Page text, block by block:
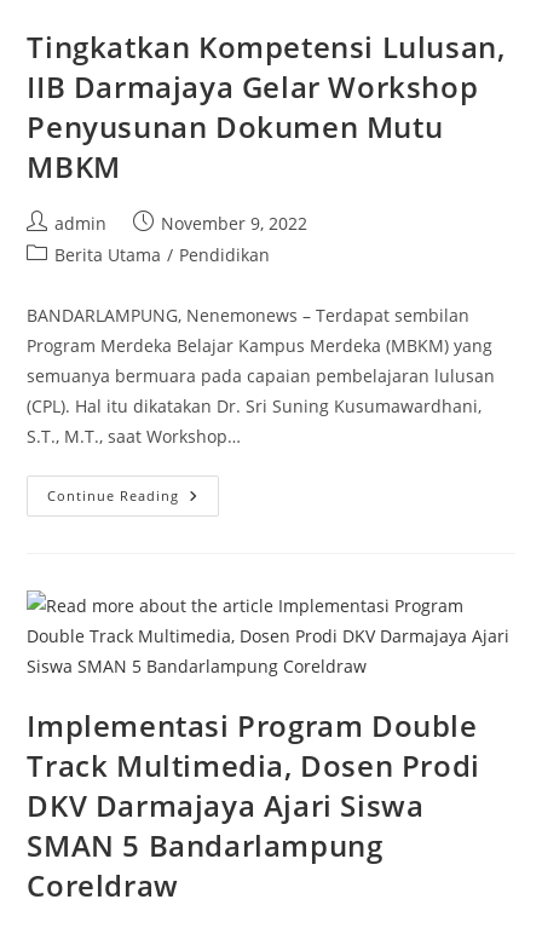
Tingkatkan Kompetensi Lulusan,
IIB Darmajaya Gelar Workshop
Penyusunan Dokumen Mutu
MBKM
Post
author:
admin
Post
published:
November 9, 2022
PostBerita Utama / Pendidikan
BANDARLAMPUNG, Nenemonews – Terdapat sembilan
Program Merdeka Belajar Kampus Merdeka (MBKM) yang
semuanya bermuara pada capaian pembelajaran lulusan
(CPL). Hal itu dikatakan Dr. Sri Suning Kusumawardhani,
S.T., M.T., saat Workshop…
Continue Reading Tingkatkan
Kompetensi
Workshop
Penyusunan
Dokumen
Mutu
MBKM
Implementasi Program Double
Track Multimedia, Dosen Prodi
DKV Darmajaya Ajari Siswa
SMAN 5 Bandarlampung
Coreldraw